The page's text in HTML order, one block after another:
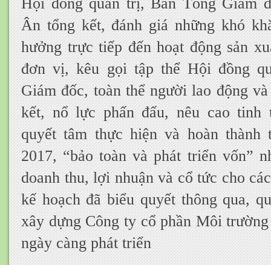
Ân tổng kết, đánh giá những khó
hưởng trực tiếp đến hoạt động sản
đơn vị, kêu gọi tập thể Hội đồng
Giám đốc, toàn thể người lao động
kết, nổ lực phấn đấu, nêu cao tinh
quyết tâm thực hiện và hoàn thành
2017, “bảo toàn và phát triển vốn”
doanh thu, lợi nhuận và cổ tức cho
kế hoạch đã biểu quyết thông qua,
xây dựng Công ty cổ phần Môi
ngày càng phát triển